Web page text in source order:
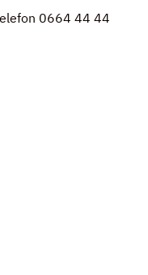
0664 44 44